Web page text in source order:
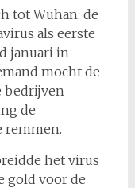
tot Wuhan: de
als eerste
januari in
mocht de
bedrijven
de
remmen.
het virus
gold voor de